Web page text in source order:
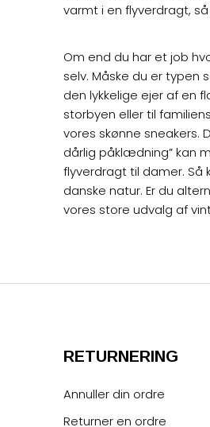
varmt i en flyverdragt,
Om end du har et job
selv. Måske du er
den lykkelige ejer af en
storbyen eller til
vores skønne sneakers.
dårlig påklædning” kan
flyverdragt til damer. Så
danske natur. Er du
vores store udvalg af
RETURNERING
Annuller din ordre
Returner en ordre